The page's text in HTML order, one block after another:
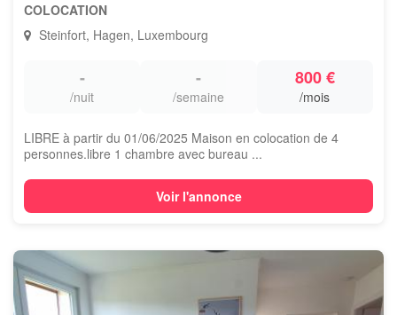
COLOCATION
Steinfort, Hagen, Luxembourg
-
/nuit
-
/semaine
800 €
/mois
LIBRE à partir du 01/06/2025 Maison en colocation de 4
personnes.libre 1 chambre avec bureau ...
Voir l'annonce